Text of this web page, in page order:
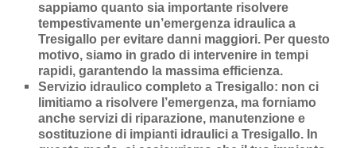
sappiamo quanto sia importante risolvere
tempestivamente un’emergenza idraulica a
Tresigallo per evitare danni maggiori. Per questo
motivo, siamo in grado di intervenire intempi
rapidi, garantendo la massima efficienza.
Servizio idraulico completo a Tresigallo: non ci
limitiamo a risolvere l’emergenza, ma forniamo
ancheservizi di riparazione, manutenzione e
sostituzione di impianti idraulici a Tresigallo. In